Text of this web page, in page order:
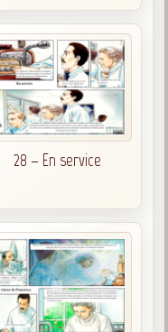
28 – En service